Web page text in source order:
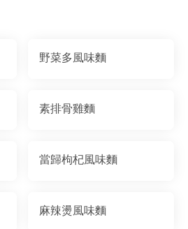
野菜多風味麵
素排骨雞麵
當歸枸杞風味麵
麻辣燙風味麵